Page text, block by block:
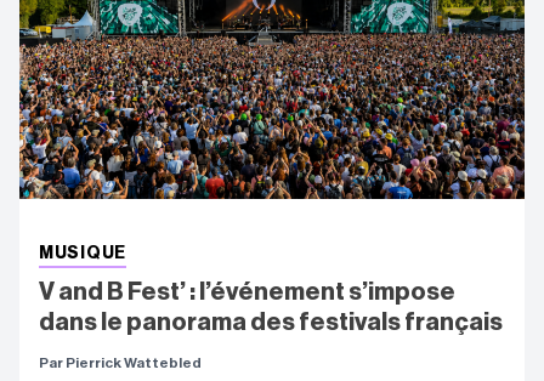
MUSIQUE
V and B Fest’ : l’événement s’impose
dans le panorama des festivals français
Par Pierrick Wattebled